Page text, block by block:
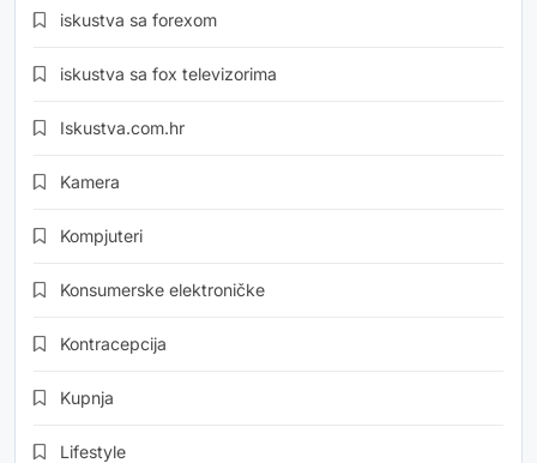
iskustva sa forexom
iskustva sa fox televizorima
Iskustva.com.hr
Kamera
Kompjuteri
Konsumerske elektroničke
Kontracepcija
Kupnja
Lifestyle